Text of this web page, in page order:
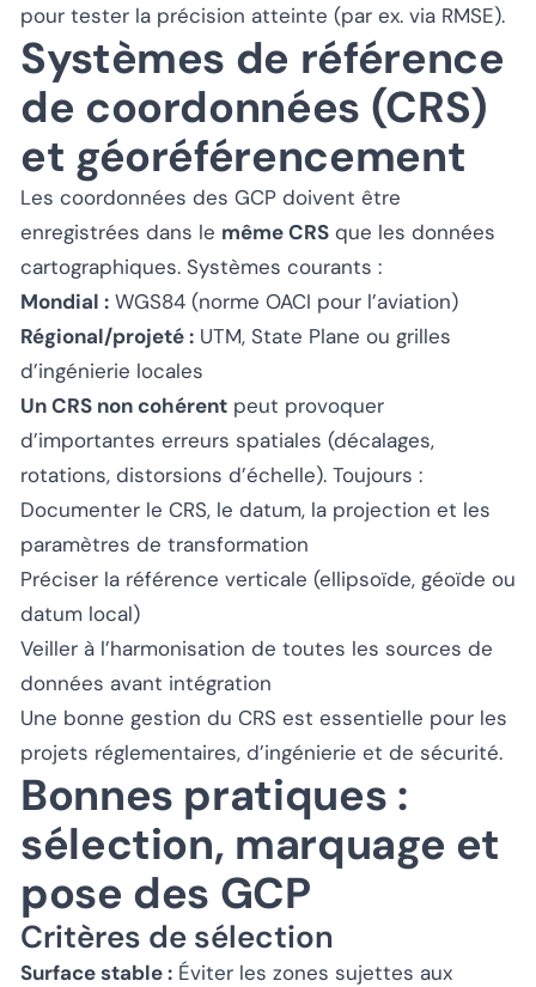
pour tester la précision atteinte (par ex. via RMSE).
Systèmes de référence
de coordonnées (CRS)
et géoréférencement
Les coordonnées des GCP doivent être
enregistrées dans le même CRS que les données
cartographiques. Systèmes courants :
Mondial : WGS84 (norme OACI pour l’aviation)
Régional/projeté : UTM, State Plane ou grilles
d’ingénierie locales
Un CRS non cohérent peut provoquer
d’importantes erreurs spatiales (décalages,
rotations, distorsions d’échelle). Toujours :
Documenter le CRS, le datum, la projection et les
paramètres de transformation
Préciser la référence verticale (ellipsoïde, géoïde ou
datum local)
Veiller à l’harmonisation de toutes les sources de
données avant intégration
Une bonne gestion du CRS est essentielle pour les
projets réglementaires, d’ingénierie et de sécurité.
Bonnes pratiques :
sélection, marquage et
pose des GCP
Critères de sélection
Surface stable : Éviter les zones sujettes aux